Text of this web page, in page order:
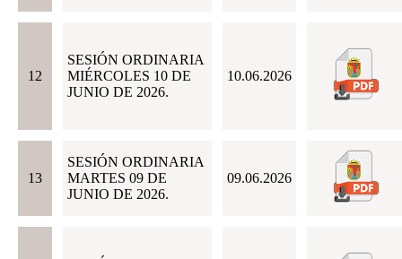
12
SESIÓN ORDINARIA
MIÉRCOLES 10 DE
JUNIO DE 2026.
10.06.2026
13
SESIÓN ORDINARIA
MARTES 09 DE
JUNIO DE 2026.
09.06.2026